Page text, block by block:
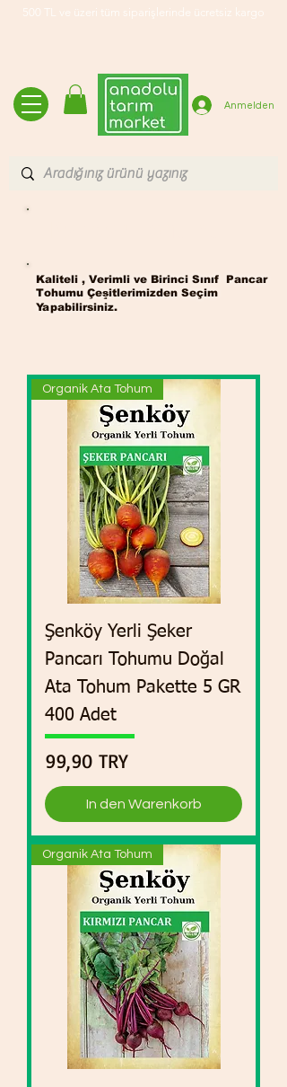
500 TL ve üzeri tüm siparişlerinde ücretsiz kargo
Anmelden
Kaliteli , Verimli ve Birinci Sınıf Pancar
Tohumu Çeşitlerimizden Seçim
Yapabilirsiniz.
Organik Ata Tohum
Şenköy Yerli Şeker
Pancarı Tohumu Doğal
Ata Tohum Pakette 5 GR
400 Adet
Preis
99,90 TRY
In den Warenkorb
Organik Ata Tohum